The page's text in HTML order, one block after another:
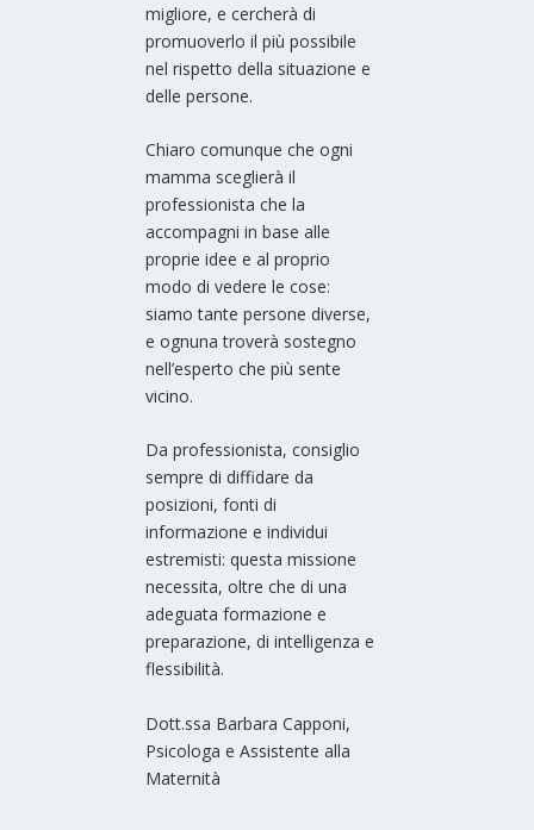
migliore, e cercherà di
promuoverlo il più possibile
nel rispetto della situazione e
delle persone.
Chiaro comunque che ogni
mamma sceglierà il
professionista che la
accompagni in base alle
proprie idee e al proprio
modo di vedere le cose:
siamo tante persone diverse,
e ognuna troverà sostegno
nell’esperto che più sente
vicino.
Da professionista, consiglio
sempre di diffidare da
posizioni, fonti di
informazione e individui
estremisti: questa missione
necessita, oltre che di una
adeguata formazione e
preparazione, di intelligenza e
flessibilità.
Dott.ssa Barbara Capponi,
Psicologa e Assistente alla
Maternità